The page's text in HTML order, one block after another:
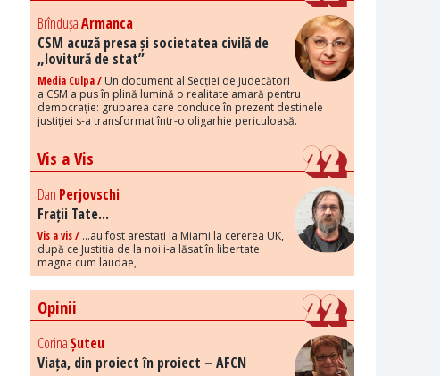
BrîndușaArmanca
CSM acuză presa și societatea civilă de
„lovitură de stat”
Media Culpa / Un document al Secției de judecători
a CSM a pus în plină lumină o realitate amară pentru
democrație: gruparea care conduce în prezent destinele
justiției s-a transformat într-o oligarhie periculoasă.
Vis a Vis
Dan Perjovschi
Frații Tate...
Vis a vis / ...au fost arestați la Miami la cererea UK,
după ce Justiția de la noi i-a lăsat în libertate
magna cum laudae,
Opinii
CorinaȘuteu
Viața, din proiect în proiect – AFCN